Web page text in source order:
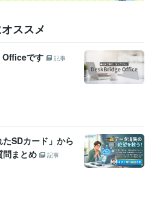
ススメ
Officeです
記事
たSDカード」から
問まとめ
記事